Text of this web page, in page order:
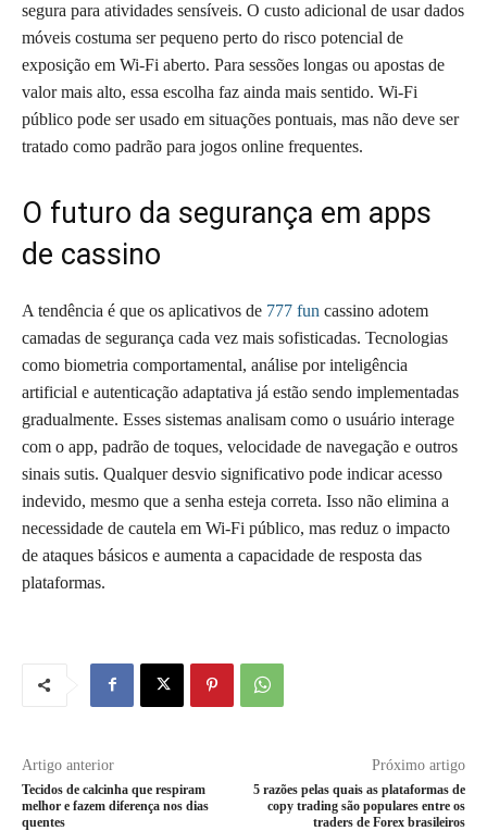
segura para atividades sensíveis. O custo adicional de usar dados
móveis costuma ser pequeno perto do risco potencial de
exposição em Wi-Fi aberto. Para sessões longas ou apostas de
valor mais alto, essa escolha faz ainda mais sentido. Wi-Fi
público pode ser usado em situações pontuais, mas não deve ser
tratado como padrão para jogos online frequentes.
O futuro da segurança em apps
de cassino
A tendência é que os aplicativos de 777 fun cassino adotem
camadas de segurança cada vez mais sofisticadas. Tecnologias
como biometria comportamental, análise por inteligência
artificial e autenticação adaptativa já estão sendo implementadas
gradualmente. Esses sistemas analisam como o usuário interage
com o app, padrão de toques, velocidade de navegação e outros
sinais sutis. Qualquer desvio significativo pode indicar acesso
indevido, mesmo que a senha esteja correta. Isso não elimina a
necessidade de cautela em Wi-Fi público, mas reduz o impacto
de ataques básicos e aumenta a capacidade de resposta das
plataformas.
Artigo anterior
Tecidos de calcinha que respiram
melhor e fazem diferença nos dias
quentes
Próximo artigo
5 razões pelas quais as plataformas de
copy trading são populares entre os
traders de Forex brasileiros